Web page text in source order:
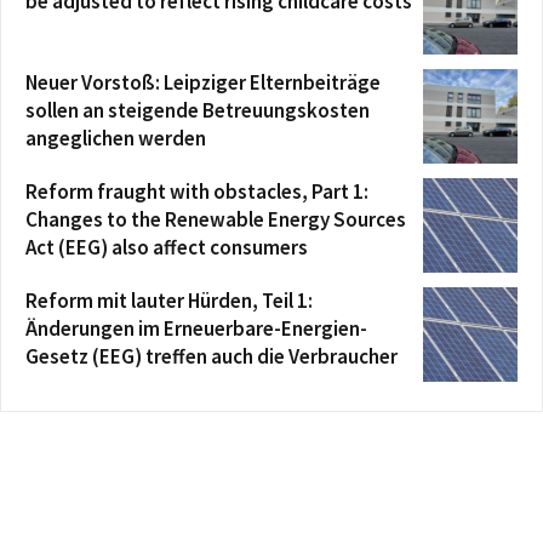
Neuer Vorstoß: Leipziger Elternbeiträge
sollen an steigende Betreuungskosten
angeglichen werden
Reform fraught with obstacles, Part 1:
Changes to the Renewable Energy Sources
Act (EEG) also affect consumers
Reform mit lauter Hürden, Teil 1:
Änderungen im Erneuerbare-Energien-
Gesetz (EEG) treffen auch die Verbraucher